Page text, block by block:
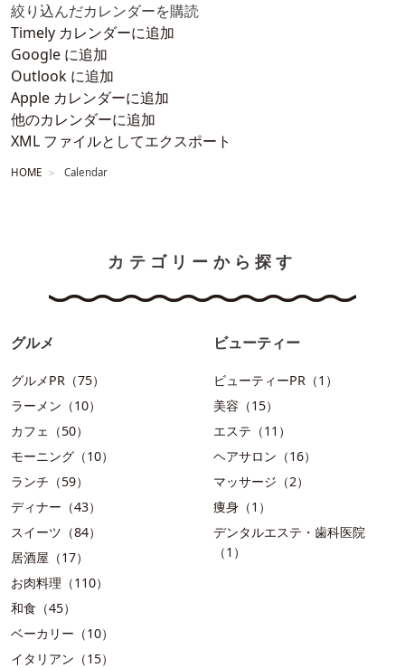
絞り込んだカレンダーを購読
Timely カレンダーに追加
Google に追加
Outlook に追加
Apple カレンダーに追加
他のカレンダーに追加
XML ファイルとしてエクスポート
HOME Calendar
カテゴリーから探す
グルメ
グルメPR（75）
ラーメン（10）
カフェ（50）
モーニング（10）
ランチ（59）
ディナー（43）
スイーツ（84）
居酒屋（17）
お肉料理（110）
和食（45）
ベーカリー（10）
イタリアン（15）
ビューティー
ビューティーPR（1）
美容（15）
エステ（11）
ヘアサロン（16）
マッサージ（2）
痩身（1）
デンタルエステ・歯科医院
（1）